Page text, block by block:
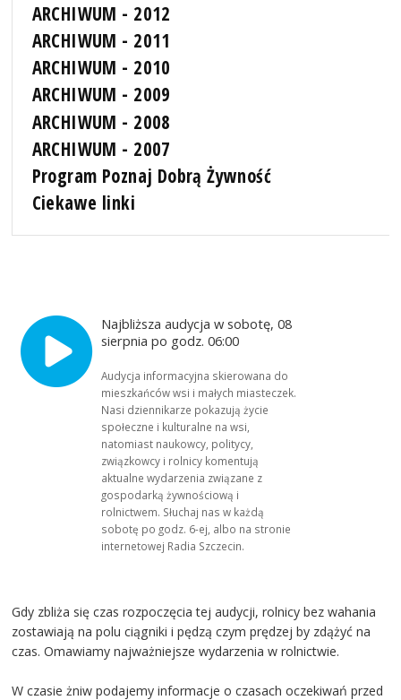
ARCHIWUM - 2012
ARCHIWUM - 2011
ARCHIWUM - 2010
ARCHIWUM - 2009
ARCHIWUM - 2008
ARCHIWUM - 2007
Program Poznaj Dobrą Żywność
Ciekawe linki
Najbliższa audycja w sobotę, 08
sierpnia po godz. 06:00
Audycja informacyjna skierowana do
mieszkańców wsi i małych miasteczek.
Nasi dziennikarze pokazują życie
społeczne i kulturalne na wsi,
natomiast naukowcy, politycy,
związkowcy i rolnicy komentują
aktualne wydarzenia związane z
gospodarką żywnościową i
rolnictwem. Słuchaj nas w każdą
sobotę po godz. 6-ej, albo na stronie
internetowej Radia Szczecin.
Gdy zbliża się czas rozpoczęcia tej audycji, rolnicy bez wahania
zostawiają na polu ciągniki i pędzą czym prędzej by zdążyć na
czas. Omawiamy najważniejsze wydarzenia w rolnictwie.
W czasie żniw podajemy informacje o czasach oczekiwań przed